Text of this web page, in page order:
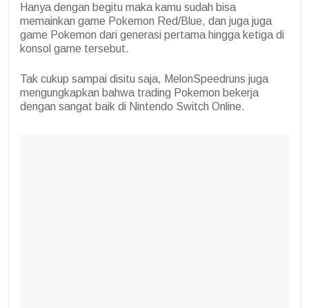
Hanya dengan begitu maka kamu sudah bisa
memainkan game Pokemon Red/Blue, dan juga juga
game Pokemon dari generasi pertama hingga ketiga di
konsol game tersebut.
Tak cukup sampai disitu saja, MelonSpeedruns juga
mengungkapkan bahwa trading Pokemon bekerja
dengan sangat baik di Nintendo Switch Online.